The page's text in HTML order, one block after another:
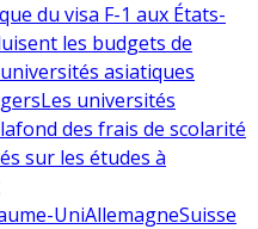
du visa F-1 aux États-
les budgets de
asiatiques
Les universités
des frais de scolarité
sur les études à
UniAllemagneSuisse